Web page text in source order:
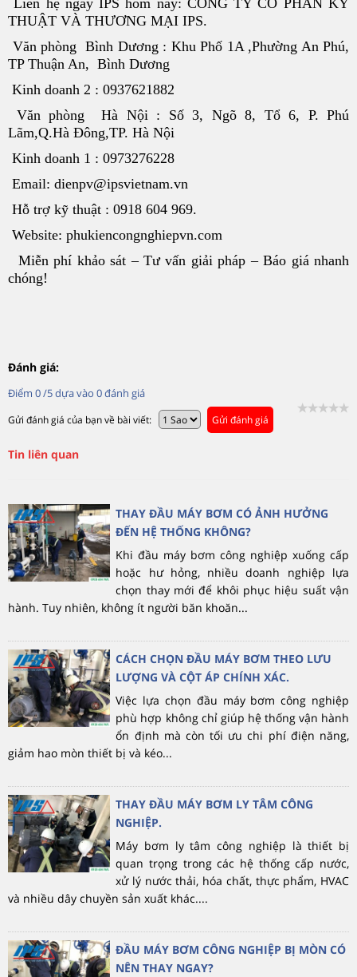
Liên hệ ngay IPS hôm nay: CÔNG TY CỔ PHẦN KỸ
THUẬT VÀ THƯƠNG MẠI IPS.
Văn phòng Bình Dương : Khu Phố 1A ,Phường An Phú,
TP Thuận An, Bình Dương
Kinh doanh 2 : 0937621882
Văn phòng Hà Nội : Số 3, Ngõ 8, Tổ 6, P. Phú
Lãm,Q.Hà Đông,TP. Hà Nội
Kinh doanh 1 : 0973276228
Email: dienpv@ipsvietnam.vn
Hỗ trợ kỹ thuật : 0918 604 969.
Website: phukiencongnghiepvn.com
Miễn phí khảo sát – Tư vấn giải pháp – Báo giá nhanh
chóng!
Đánh giá:
Điểm 0/5 dựa vào 0đánh giá
Gửi đánh giá của bạn về bài viết: Gửi đánh giá
Tin liên quan
THAY ĐẦU MÁY BƠM CÓ ẢNH HƯỞNG
ĐẾN HỆ THỐNG KHÔNG?
Khi đầu máy bơm công nghiệp xuống cấp
hoặc hư hỏng, nhiều doanh nghiệp lựa
chọn thay mới để khôi phục hiệu suất vận
hành. Tuy nhiên, không ít người băn khoăn...
CÁCH CHỌN ĐẦU MÁY BƠM THEO LƯU
LƯỢNG VÀ CỘT ÁP CHÍNH XÁC.
Việc lựa chọn đầu máy bơm công nghiệp
phù hợp không chỉ giúp hệ thống vận hành
ổn định mà còn tối ưu chi phí điện năng,
giảm hao mòn thiết bị và kéo...
THAY ĐẦU MÁY BƠM LY TÂM CÔNG
NGHIỆP.
Máy bơm ly tâm công nghiệp là thiết bị
quan trọng trong các hệ thống cấp nước,
xử lý nước thải, hóa chất, thực phẩm, HVAC
và nhiều dây chuyền sản xuất khác....
ĐẦU MÁY BƠM CÔNG NGHIỆP BỊ MÒN CÓ
NÊN THAY NGAY?